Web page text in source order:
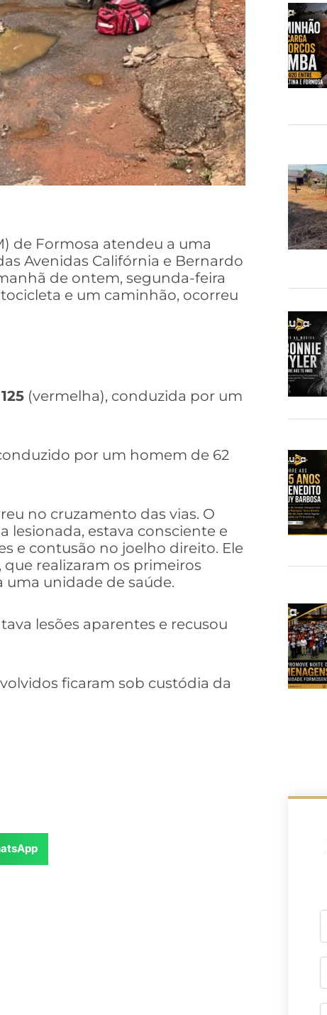
de Formosa atendeu a uma
Avenidas Califórnia e Bernardo
de ontem, segunda-feira
e um caminhão, ocorreu
(vermelha), conduzida por um
por um homem de 62
no cruzamento das vias. O
lesionada, estava consciente e
e contusão no joelho direito. Ele
realizaram os primeiros
uma unidade de saúde.
lesões aparentes e recusou
ficaram sob custódia da